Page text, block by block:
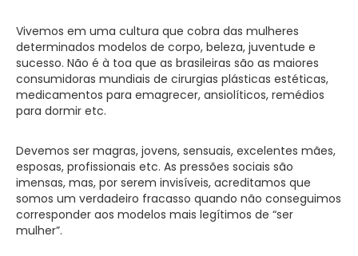
Vivemos em uma cultura que cobra das mulheres
determinados modelos de corpo, beleza, juventude e
sucesso. Não é à toa que as brasileiras são as maiores
consumidoras mundiais de cirurgias plásticas estéticas,
medicamentos para emagrecer, ansiolíticos, remédios
para dormir etc.
Devemos ser magras, jovens, sensuais, excelentes mães,
esposas, profissionais etc. As pressões sociais são
imensas, mas, por serem invisíveis, acreditamos que
somos um verdadeiro fracasso quando não conseguimos
corresponder aos modelos mais legítimos de “ser
mulher”.